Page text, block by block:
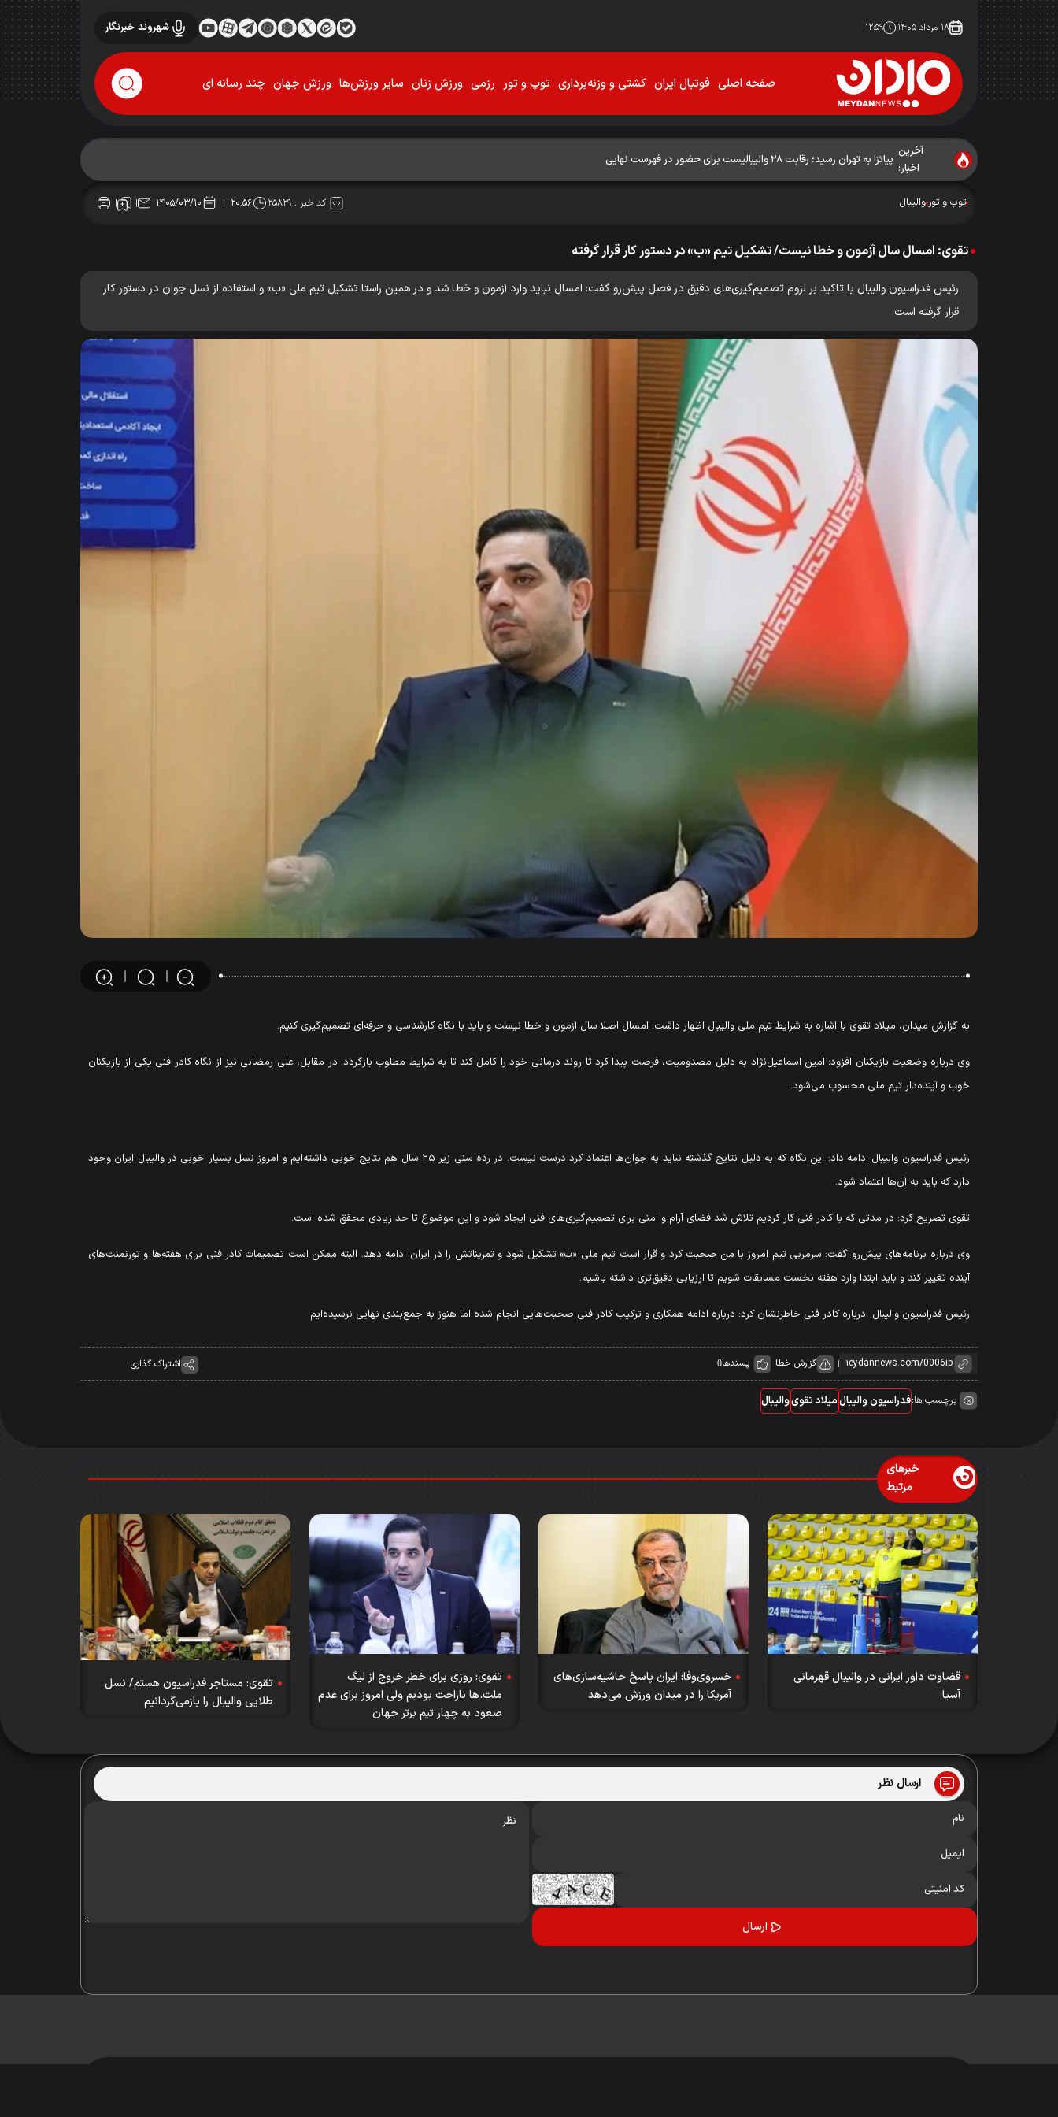
۱۸ مرداد ۱۴۰۵ ۱۲:۵۹ شهروند خبرنگار
صفحه اصلی فوتبال ایران کشتی و وزنه‌برداری توپ و تور رزمی ورزش زنان سایر ورزش‌ها ورزش جهان چند رسانه ای
آخرین
اخبار:
پیاتزا به تهران رسید؛ رقابت ۲۸ والیبالیست برای حضور در فهرست نهایی
توپ و تور والیبال کد خبر :۲۵۸۲۹ ۲۰:۵۶ ۱۴۰۵/۰۳/۱۰
تقوی: امسال سال آزمون و خطا نیست/ تشکیل تیم «ب» در دستور کار قرار گرفته
رئیس فدراسیون والیبال با تاکید بر لزوم تصمیم‌گیری‌های دقیق در فصل پیش‌رو گفت: امسال نباید وارد آزمون و خطا شد و در همین راستا تشکیل تیم ملی «ب» و استفاده از نسل جوان در دستور کار
قرار گرفته است.
به گزارش میدان، میلاد تقوی با اشاره به شرایط تیم ملی والیبال اظهار داشت: امسال اصلا سال آزمون و خطا نیست و باید با نگاه کارشناسی و حرفه‌ای تصمیم‌گیری کنیم.
وی درباره وضعیت بازیکنان افزود: امین اسماعیل‌نژاد به دلیل مصدومیت، فرصت پیدا کرد تا روند درمانی خود را کامل کند تا به شرایط مطلوب بازگردد. در مقابل، علی رمضانی نیز از نگاه کادر فنی یکی از بازیکنان
خوب و آینده‌دار تیم ملی محسوب می‌شود.
رئیس فدراسیون والیبال ادامه داد: این نگاه که به دلیل نتایج گذشته نباید به جوان‌ها اعتماد کرد درست نیست. در رده سنی زیر ۲۵ سال هم نتایج خوبی داشته‌ایم و امروز نسل بسیار خوبی در والیبال ایران وجود
دارد که باید به آن‌ها اعتماد شود.
تقوی تصریح کرد: در مدتی که با کادر فنی کار کردیم تلاش شد فضای آرام و امنی برای تصمیم‌گیری‌های فنی ایجاد شود و این موضوع تا حد زیادی محقق شده است.
وی درباره برنامه‌های پیش‌رو گفت: سرمربی تیم امروز با من صحبت کرد و قرار است تیم ملی «ب» تشکیل شود و تمریناتش را در ایران ادامه دهد. البته ممکن است تصمیمات کادر فنی برای هفته‌ها و تورنمنت‌های
آینده تغییر کند و باید ابتدا وارد هفته نخست مسابقات شویم تا ارزیابی دقیق‌تری داشته باشیم.
رئیس فدراسیون والیبال درباره کادر فنی خاطرنشان کرد: درباره ادامه همکاری و ترکیب کادر فنی صحبت‌هایی انجام شده اما هنوز به جمع‌بندی نهایی نرسیده‌ایم.
گزارش خطا پسندها0 اشتراک گذاری
برچسب ها:فدراسیون والیبالمیلاد تقویوالیبال
خبرهای
مرتبط
قضاوت داور ایرانی در والیبال قهرمانی
آسیا
خسروی‌وفا: ایران پاسخ حاشیه‌سازی‌های
آمریکا را در میدان ورزش می‌دهد
تقوی: روزی برای خطر خروج از لیگ
ملت.ها ناراحت بودیم ولی امروز برای عدم
صعود به چهار تیم برتر جهان
تقوی: مستاجر فدراسیون هستم/ نسل
طلایی والیبال را بازمی‌گردانیم
ارسال نظر